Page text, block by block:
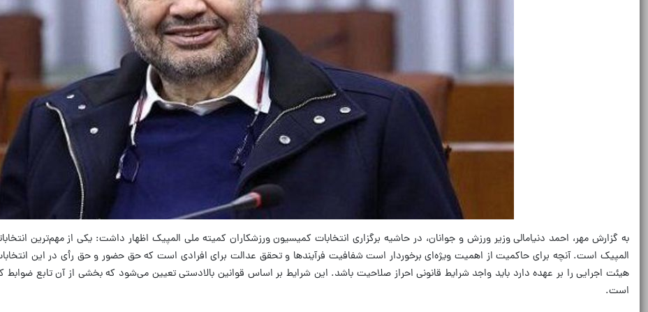
به گزارش مهر، احمد دنیامالی وزیر ورزش و جوانان، در حاشیه برگزاری انتخابات کمیسیون ورزشکاران کمیته ملی المپیک اظهار داشت: یکی از مهم‌ترین
المپیک است. آنچه برای حاکمیت از اهمیت ویژه‌ای برخوردار است شفافیت فرآیندها و تحقق عدالت برای افرادی است که حق حضور و حق رأی در این
هیئت اجرایی را بر عهده دارد باید واجد شرایط قانونی احراز صلاحیت باشد. این شرایط بر اساس قوانین بالادستی تعیین می‌شود که بخشی از آن تابع
است.